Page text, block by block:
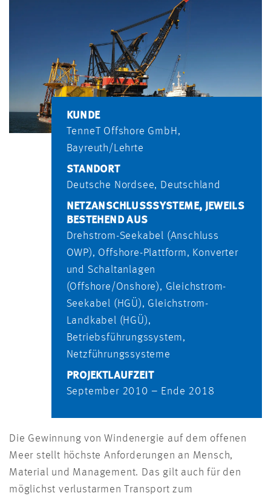
KONTAKT
KUNDE
TenneT Offshore GmbH,
Bayreuth/Lehrte
STANDORT
Deutsche Nordsee, Deutschland
NETZANSCHLUSS­SYSTEME, JEWEILS
BESTEHEND AUS
Drehstrom-Seekabel (Anschluss
OWP), Offshore-Plattform, Konverter
und Schaltanlagen
(Offshore/Onshore), Gleichstrom-
Seekabel (HGÜ), Gleichstrom-
Landkabel (HGÜ),
Betriebsführungs­system,
Netzführungs­systeme
PROJEKTLAUFZEIT
September 2010 – Ende 2018
Die Gewinnung von Windenergie auf dem offenen
Meer stellt höchste Anforderungen an Mensch,
Material und Management. Das gilt auch für den
möglichst verlustarmen Transport zum